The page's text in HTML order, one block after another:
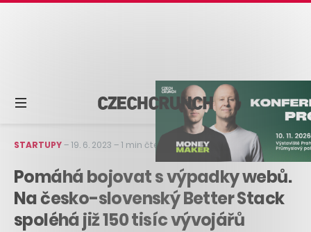
STARTUPY–19. 6. 2023 –1 min čtení
Pomáhá bojovat s výpadky webů.
Na česko-slovenský Better Stack
spoléhá již 150 tisíc vývojářů